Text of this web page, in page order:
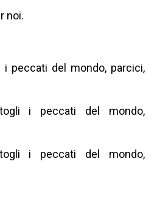
noi.
i peccati del mondo, parcici,
i peccati del mondo,
i peccati del mondo,